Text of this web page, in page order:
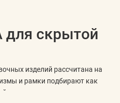
для скрытой
изделий рассчитана на
и рамки подбирают как
серии важно согласовать тип